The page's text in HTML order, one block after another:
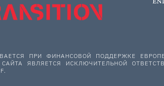
ПРИ ФИНАНСОВОЙ ПОДДЕРЖКЕ
ЯВЛЯЕТСЯ ИСКЛЮЧИТЕЛЬНОЙ